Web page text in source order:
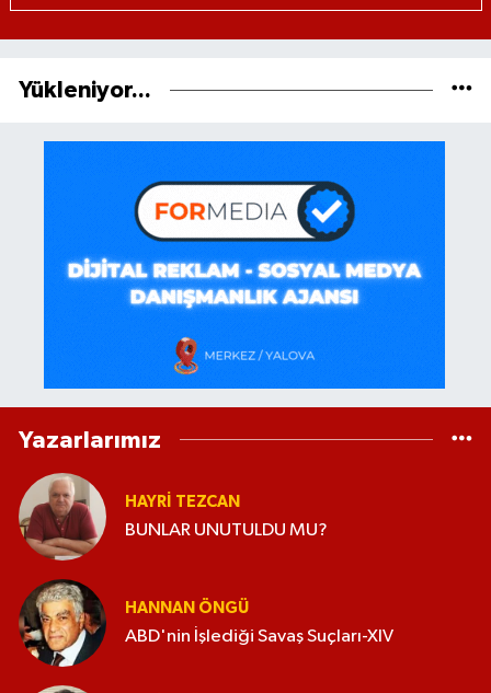
Yükleniyor...
Yazarlarımız
HAYRI TEZCAN
BUNLAR UNUTULDU MU?
HANNAN ÖNGÜ
ABD'nin İşlediği Savaş Suçları-XIV